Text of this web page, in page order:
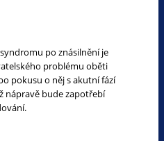
po znásilnění je
problému oběti
pokusu o něj s akutní fází
nápravě bude zapotřebí